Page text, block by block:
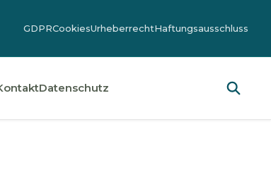
GDPRCookiesUrheberrechtHaftungsausschluss
Datenschutz